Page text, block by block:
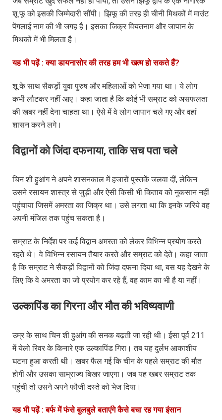
शू फू को इसकी जिम्मेदारी सौंपी। झिफू की तरह ही चीनी मिथकों में माउंट
पेंगलाई नाम की भी जगह है। इसका जिक्र वियतनाम और जापान के
मिथकों में भी मिलता है।
यह भी पढ़ें : क्या डायनासोर की तरह हम भी खत्म हो सकते हैं?
शू के साथ सैकड़ों युवा पुरुष और महिलाओं को भेजा गया था। ये लोग
कभी लौटकर नहीं आए। कहा जाता है कि कोई भी सम्राट को असफलता
की खबर नहीं देना चाहता था। ऐसे में वे लोग जापान चले गए और वहां
शासन करने लगे।
विद्वानों को जिंदा दफनाया, ताकि सच पता चले
चिन शी हुआंग ने अपने शासनकाल में हजारों पुस्तकें जलवा दीं, लेकिन
उसने रसायन शास्त्र से जुड़ी और ऐसी किसी भी किताब को नुकसान नहीं
पहुंचाया जिसमें अमरता का जिक्र था। उसे लगता था कि इनके जरिये वह
अपनी मंजिल तक पहुंच सकता है।
सम्राट के निर्देश पर कई विद्वान अमरता को लेकर विभिन्न प्रयोग करते
रहते थे। वे विभिन्न रसायन तैयार करते और सम्राट को देते। कहा जाता
है कि सम्राट ने सैकड़ों विद्वानों को जिंदा दफना दिया था, बस यह देखने के
लिए कि वे अमरता का जो प्रयोग कर रहे हैं, वह काम का भी है या नहीं।
उल्कापिंड का गिरना और मौत की भविष्यवाणी
उम्र के साथ चिन शी हुआंग की सनक बढ़ती जा रही थी। ईसा पूर्व 211
में येलो रिवर के किनारे एक उल्कापिंड गिरा। तब यह दुर्लभ आकाशीय
घटना हुआ करती थी। खबर फैल गई कि चीन के पहले सम्राट की मौत
होगी और उसका साम्राज्य बिखर जाएगा। जब यह खबर सम्राट तक
पहुंची तो उसने अपने फौजी दस्ते को भेज दिया।
यह भी पढ़ें : बर्फ में फंसे बुलबुले बताएंगे कैसे बचा रह गया इंसान